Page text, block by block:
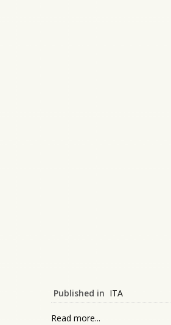
Published in ITA
Read more...